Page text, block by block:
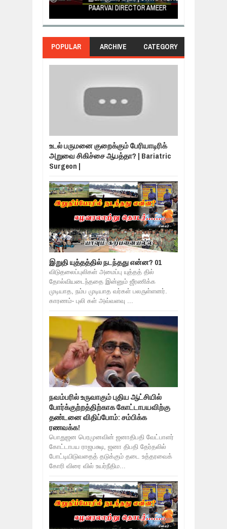
PAARVAI DIRECTOR AMEER
POPULAR ARCHIVE CATEGORY
உடல் பருமனை குறைக்கும் பேரியாடிரிக்
அறுவை சிகிச்சை ஆபத்தா? | Bariatric
Surgeon |
இறுதி யுத்தத்தில் நடந்தது என்ன? 01
விடுதலைப்புலிகள் அமைப்பு யுத்தத் தில்
தோல்வியடைந்ததை இன்னும் ஜீரணிக்க
முடியாத, நம்ப முடியாத வர்கள் பலருள்ளனர்.
காரணம்- புலி கள் அவ்வளவு ...
நவம்பரில் உருவாகும் புதிய ஆட்சியில்
போர்க்குற்றத்திற்காக கோட்டாபயவிற்கு
தண்டனை விதிப்போம்: சம்பிக்க
ரணவக்க!
பொதுஜன பெரமுனவின் ஜனாதிபதி வேட்பாளர்
கோட்டாபய ராஜபக்ஷ, ஜனா திபதி தேர்தலில்
போட்டியிடுவதைத் தடுக்கும் தடை உத்தரவைக்
கோரி விரை வில் உயர்நீதிம...